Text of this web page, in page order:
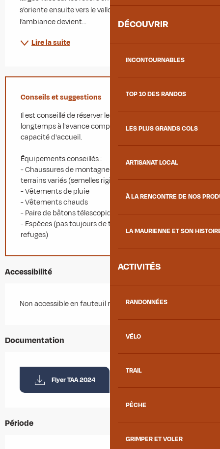
DÉCOUVRIR
INCONTOURNABLES
TOP 10 DES RANDOS
LES PLUS GRANDS COLS
ARTISANAT LOCAL
À LA RENCONTRE DE NOS
LA MAURIENNE ET SON
ACTIVITÉS
RANDONNÉES
VÉLO
TRAIL
PÊCHE
GRIMPER ET VOLER
s’oriente ensuite vers le vallon de Val Froide, où
l’ambiance devient...
Lire la suite
Conseils et suggestions
Il est conseillé de réserver les hébergements
longtemps à l'avance compte tenu de leur petite
capacité d'accueil.
Équipements conseillés :
- Chaussures de montagne adaptées à la marche en
terrains variés (semelles rigides)
- Vêtements de pluie
- Vêtements chauds
- Paire de bâtons télescopique
- Espèces (pas toujours de terminal CB dans les
refuges)
Accessibilité
Non accessible en fauteuil roulant
Documentation
Flyer TAA 2024
Période